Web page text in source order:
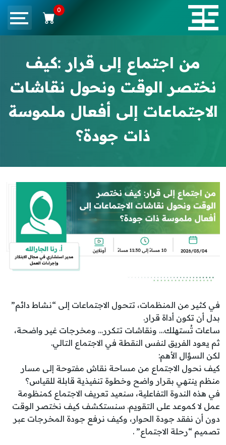
0
من اجتماع إلى قرار :كيف
نختصر الوقت ونحول نقاشات
الاجتماعات إلى أفعال ملموسة
ذات جودة؟
في كثير من المنظمات، تتحول الاجتماعات إلى “نشاط دائم”
بدل أن تكون أداة قرار.
ساعات تُستهلك… ونقاشات تتكرر… ومخرجات غير واضحة،
ثم يعود الفريق لنفس النقطة في الاجتماع التالي.
لكن السؤال الأهم:
كيف نحول الاجتماع من مساحة نقاش مفتوحة إلى مسار
منظم ينتهي بقرار واضح وخطوة تنفيذية قابلة للقياس؟
في هذه الندوة التفاعلية، سنعيد تعريف الاجتماع كمنظومة
عمل لا كموعد على التقويم. سنستكشف كيف نختصر الوقت
دون أن نفقد جودة الحوار، وكيف نرفع جودة المخرجات عبر
تصميم “رحلة الاجتماع” .